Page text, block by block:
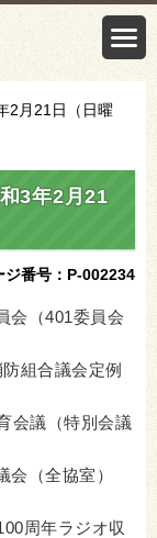
2月21日（日曜
3年2月21
ジ番号：P-002234
会（401委員会
組合議会定例
会議（特別会議
会（全協室）
周年ラジオ収